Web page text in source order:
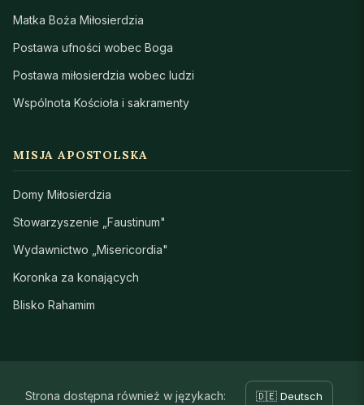
Matka Boża Miłosierdzia
Postawa ufności wobec Boga
Postawa miłosierdzia wobec ludzi
Wspólnota Kościoła i sakramenty
MISJA APOSTOLSKA
Domy Miłosierdzia
Stowarzyszenie „Faustinum"
Wydawnictwo „Misericordia"
Koronka za konających
Blisko Rahamim
Strona dostępna również w językach: 🇩🇪 Deutsch